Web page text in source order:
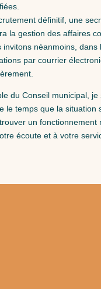
définitif, une
la gestion des affaires
invitons néanmoins,
par courrier
du Conseil municipal,
le temps que la situation
un
écoute et à votre